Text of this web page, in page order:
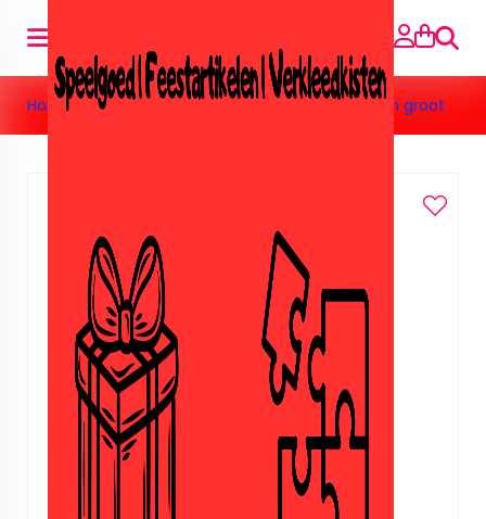
Search
Home » Vriendenboekjes» Vriendenboekje Frozen groot